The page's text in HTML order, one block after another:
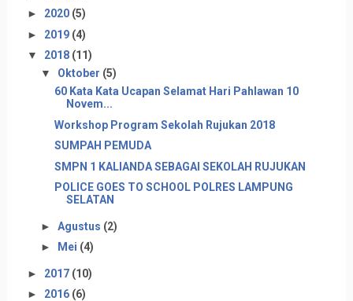
► 2020 (5)
► 2019 (4)
▼ 2018 (11)
▼ Oktober (5)
60 Kata Kata Ucapan Selamat Hari Pahlawan 10
Novem...
Workshop Program Sekolah Rujukan 2018
SUMPAH PEMUDA
SMPN 1 KALIANDA SEBAGAI SEKOLAH RUJUKAN
POLICE GOES TO SCHOOL POLRES LAMPUNG
SELATAN
► Agustus (2)
►
Mei (4)
► 2017 (10)
► 2016 (6)